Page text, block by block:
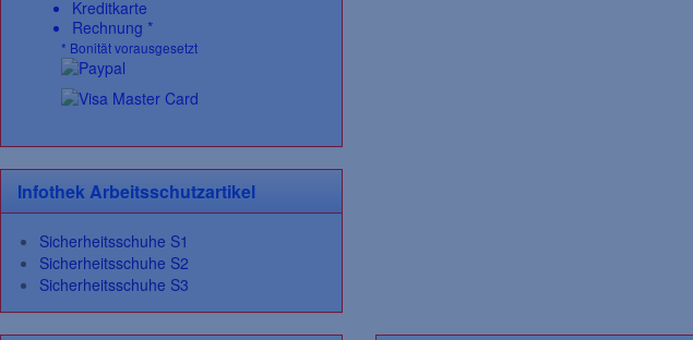
Kreditkarte
Rechnung *
* Bonität vorausgesetzt
Infothek Arbeitsschutzartikel
Sicherheitsschuhe S1
Sicherheitsschuhe S2
Sicherheitsschuhe S3